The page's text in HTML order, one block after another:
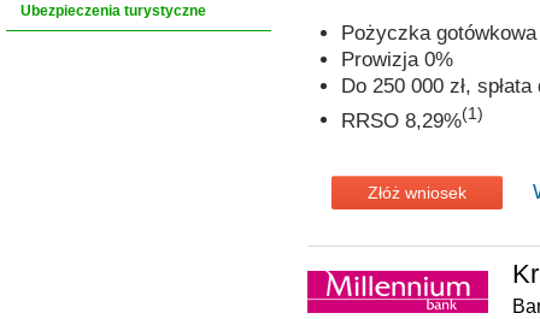
Ubezpieczenia turystyczne
Pożyczka
Prowizja 0%
Do 250 000 zł,
RRSO 8,29%(1)
Złóż wniosek